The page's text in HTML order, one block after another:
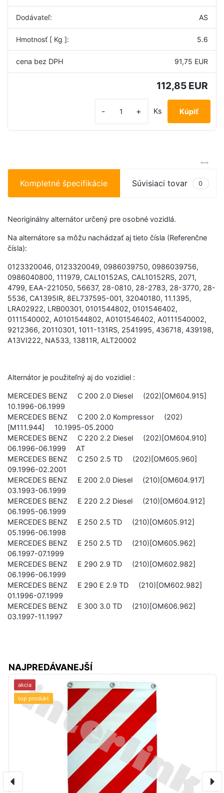
Dodávateľ: AS
Hmotnosť [ Kg ]: 5.6
91,75 EUR
112,85 EUR
- + Ks
Kompletné špecifikácie Súvisiaci tovar 0
Neoriginálny alternátor určený pre osobné vozidlá.
Na alternátore sa môžu nachádzať aj tieto čísla (Referenčne
čísla):
0123320046, 0123320049, 0986039750, 0986039756,
0986040800, 111979, CAL10152AS, CAL10152RS, 2071,
4799, EAA-221050, 56637, 28-0810, 28-2783, 28-3770, 28-
5536, CA1395IR, 8EL737595-001, 32040180, 11.1395,
LRA02922, LRB00301, 0101544802, 0101546402,
0111540002, A0101544802, A0101546402, A0111540002,
9212366, 20110301, 1011-131RS, 2541995, 436718, 439198,
A13VI222, NA533, 13811R, ALT20002
Alternátor je použiteľný aj do vozidiel :
MERCEDES BENZ C 200 2.0 Diesel (202)[OM604.915]
10.1996-06.1999
MERCEDES BENZ C 200 2.0 Kompressor (202)
[M111.944] 10.1995-05.2000
MERCEDES BENZ C 220 2.2 Diesel (202)[OM604.910]
06.1996-06.1999 AT
MERCEDES BENZ C 250 2.5 TD (202)[OM605.960]
09.1996-02.2001
MERCEDES BENZ E 200 2.0 Diesel (210)[OM604.917]
03.1993-06.1999
MERCEDES BENZ E 220 2.2 Diesel (210)[OM604.912]
06.1995-06.1999
MERCEDES BENZ E 250 2.5 TD (210)[OM605.912]
05.1996-06.1998
MERCEDES BENZ E 250 2.5 TD (210)[OM605.962]
06.1997-07.1999
MERCEDES BENZ E 290 2.9 TD (210)[OM602.982]
06.1996-06.1999
MERCEDES BENZ E 290 E 2.9 TD (210)[OM602.982]
01.1996-07.1999
MERCEDES BENZ E 300 3.0 TD (210)[OM606.962]
03.1997-11.1997
NAJPREDÁVANEJŠÍ
akcia
top produkt